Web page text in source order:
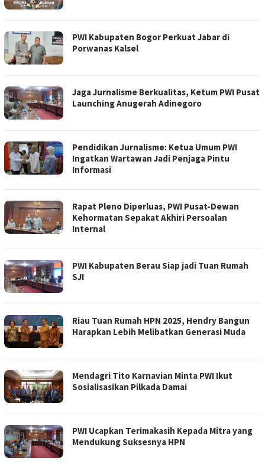
PWI Kabupaten Bogor Perkuat Jabar di
Porwanas Kalsel
Jaga Jurnalisme Berkualitas, Ketum PWI Pusat
Launching Anugerah Adinegoro
Pendidikan Jurnalisme: Ketua Umum PWI
Ingatkan Wartawan Jadi Penjaga Pintu
Informasi
Rapat Pleno Diperluas, PWI Pusat-Dewan
Kehormatan Sepakat Akhiri Persoalan
Internal
PWI Kabupaten Berau Siap jadi Tuan Rumah
SJI
Riau Tuan Rumah HPN 2025, Hendry Bangun
Harapkan Lebih Melibatkan Generasi Muda
Mendagri Tito Karnavian Minta PWI Ikut
Sosialisasikan Pilkada Damai
PWI Ucapkan Terimakasih Kepada Mitra yang
Mendukung Suksesnya HPN